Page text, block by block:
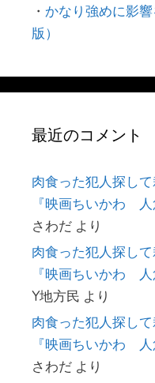
・ かなり強めに影
版）
最近のコメント
肉食った犯人探し
『映画ちいかわ
さわだ より
肉食った犯人探し
『映画ちいかわ
Y地方民 より
肉食った犯人探し
『映画ちいかわ
さわだ より